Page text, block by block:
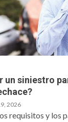
un siniestro
2026
requisitos y los